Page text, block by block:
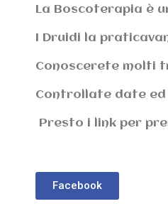
La Boscoterapia è
I Druidi la
Conoscerete molti
Controllate date ed
Presto i link per
Facebook